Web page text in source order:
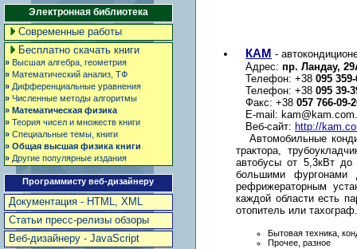
Электронная библиотека
Современные работы
Бесплатно скачать книги
» Высшая алгебра, геометрия
» Математический анализ, ТФ
» Дифференциальные уравнения
» Численные методы алгоритмы
» Математическая физика
» Теория чисел и множеств книги
» Специальные темы, книги
» Общая высшая физика книги
» Другие популярные издания
Программисту веб-дизайнеру
Документация - HTML, XML
Статьи пресс-релизы обзоры
Веб-дизайнеру - JavaScript
КАМ -
Адрес: пр. Ландау,
Телефон: +38 095
Телефон: +38 095 39-
Факс: +38 057 766-09-
E-mail:
Веб-сайт: http://
Автомобильные
трактора,
автобусы от 5,3кВт
большими
рефрижераторным
каждой области есть
отопитель или тахограф.
Бытовая техника,
Прочее, разное